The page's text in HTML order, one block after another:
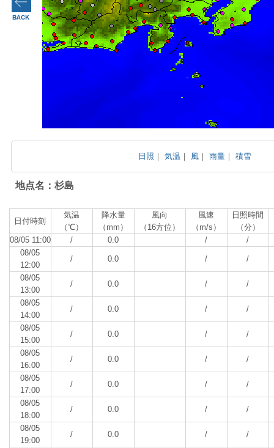
日照 ｜気温 ｜ 風 ｜雨量 ｜積雪
地点名：杉島
日付時刻
気温
（℃）
降水量
（mm）
風向
（16方位）
風速
（m/s）
日照時間
（分）
08/05 11:00
/ 0.0 /
/
08/05
12:00
/ 0.0 / /
08/05
13:00
/ 0.0 / /
08/05
14:00
/ 0.0 / /
08/05
15:00
/ 0.0 / /
08/05
16:00
/ 0.0 / /
08/05
17:00
/ 0.0 / /
08/05
18:00
/ 0.0 / /
08/05
19:00
/ 0.0 / /